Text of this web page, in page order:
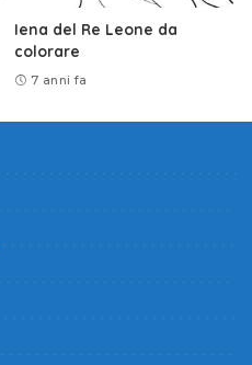
Iena del Re Leone da
colorare
7 anni fa